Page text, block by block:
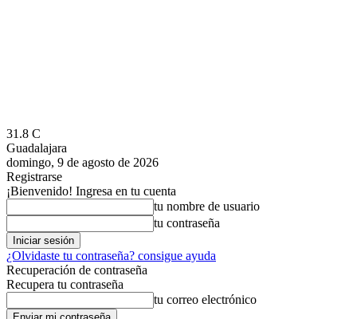
31.8 C
Guadalajara
domingo, 9 de agosto de 2026
Registrarse
¡Bienvenido! Ingresa en tu cuenta
tu nombre de usuario
tu contraseña
¿Olvidaste tu contraseña? consigue ayuda
Recuperación de contraseña
Recupera tu contraseña
tu correo electrónico